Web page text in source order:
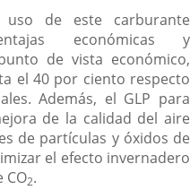
uso de este carburante
económicas y
de vista económico,
el 40 por ciento respecto
Además, el GLP para
de la calidad del aire
de partículas y óxidos de
el efecto invernadero
CO2.